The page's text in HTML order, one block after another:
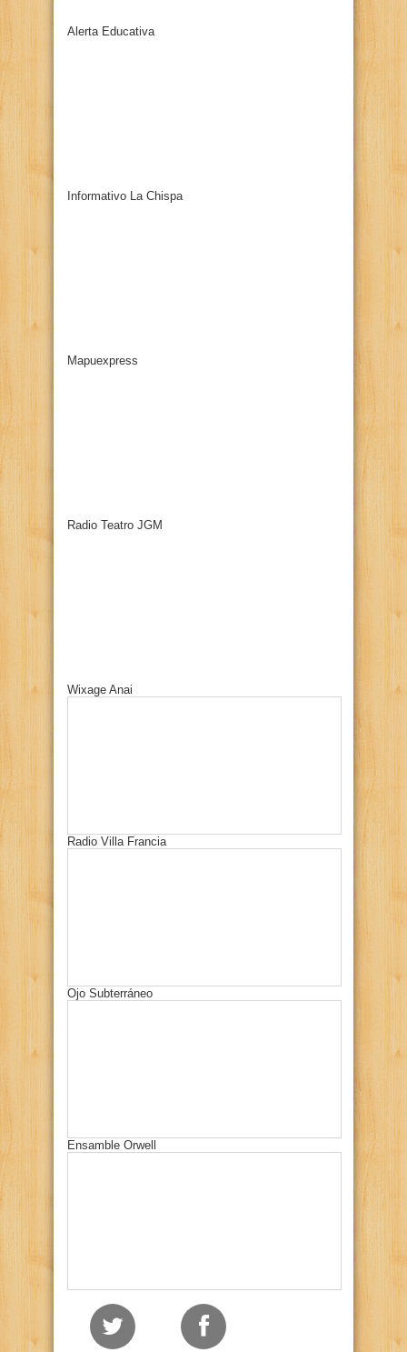
Alerta Educativa
Informativo La Chispa
Mapuexpress
Radio Teatro JGM
Wixage Anai
Radio Villa Francia
Ojo Subterráneo
Ensamble Orwell